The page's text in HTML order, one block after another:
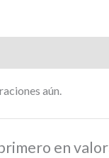
aún.
en